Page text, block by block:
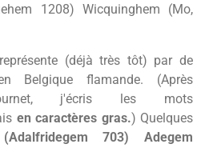
1208) Wicquinghem (Mo,
(déjà très tôt) par de
Belgique flamande. (Après
j'écris les mots
en caractères gras.) Quelques
703) Adegem